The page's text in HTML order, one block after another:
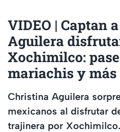
VIDEO | Captan
Aguilera
Xochimilco:
mariachis y más
Christina Aguilera
mexicanos al disfrutar
trajinera por Xochimilco.